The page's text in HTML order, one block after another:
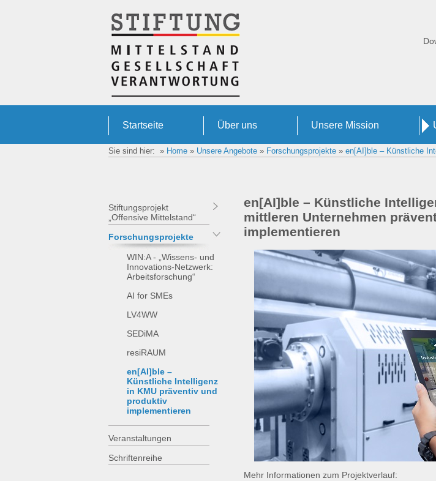
Startseite Über uns Unsere Mission
Sie sind hier: » Home» Unsere Angebote» Forschungsprojekte» en[AI]ble – Künstliche
Stiftungsprojekt
„Offensive Mittelstand“
Forschungsprojekte
WIN:A - „Wissens- und
Innovations-Netzwerk:
Arbeitsforschung“
AI for SMEs
LV4WW
SEDiMA
resiRAUM
en[AI]ble –
Künstliche Intelligenz
in KMU präventiv und
produktiv
implementieren
Veranstaltungen
Schriftenreihe
en[AI]ble – Künstliche
mittleren Unternehmen
implementieren
Mehr Informationen zum Projektverlauf: